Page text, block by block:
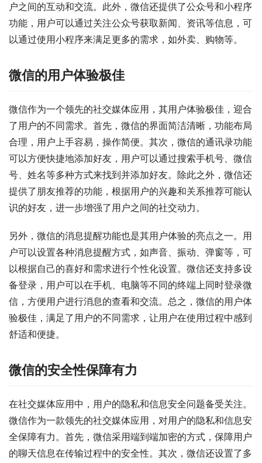
户之间的互动和交流。此外，微信还提供了公众号和小程序
功能，用户可以通过关注公众号获取新闻、资讯等信息，可
以通过使用小程序来满足更多的需求，如外卖、购物等。
微信的用户体验极佳
微信作为一个领先的社交媒体应用，其用户体验极佳，迎合
了用户的不同需求。首先，微信的界面简洁清晰，功能布局
合理，用户上手容易，操作简便。其次，微信的通讯录功能
可以方便快捷地添加好友，用户可以通过搜索手机号、微信
号、姓名等多种方式来找到并添加好友。除此之外，微信还
提供了朋友推荐的功能，根据用户的兴趣和关系推荐可能认
识的好友，进一步增强了用户之间的社交动力。
另外，微信的消息提醒功能也是其用户体验的亮点之一。用
户可以设置各种消息提醒方式，如声音、振动、弹窗等，可
以根据自己的喜好和需求进行个性化设置。微信还支持多设
备登录，用户可以在手机、电脑等不同的终端上同时登录微
信，方便用户进行消息的查看和交流。总之，微信的用户体
验极佳，满足了用户的不同需求，让用户在使用过程中感到
舒适和便捷。
微信的安全性保障有力
在社交媒体应用中，用户的隐私和信息安全问题备受关注。
微信作为一款领先的社交媒体应用，对用户的隐私和信息安
全保障有力。首先，微信采用端到端加密的方式，保障用户
的聊天信息在传输过程中的安全性。其次，微信还设置了多